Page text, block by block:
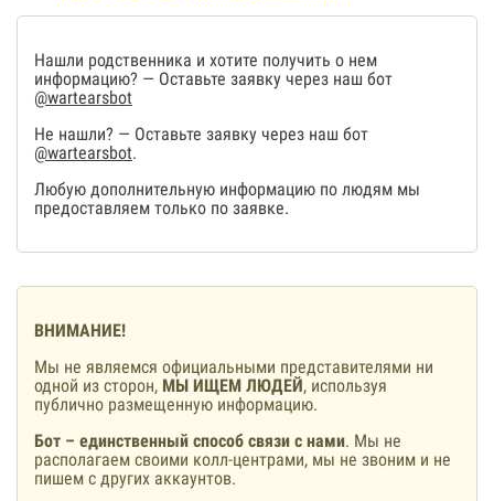
Нашли родственника и хотите получить о нем
информацию? — Оставьте заявку через наш бот
@wartearsbot
Не нашли? — Оставьте заявку через наш бот
@wartearsbot.
Любую дополнительную информацию по людям мы
предоставляем только по заявке.
ВНИМАНИЕ!
Мы не являемся официальными представителями ни
одной из сторон, МЫ ИЩЕМ ЛЮДЕЙ, используя
публично размещенную информацию.
Бот – единственный способ связи с нами. Мы не
располагаем своими колл-центрами, мы не звоним и не
пишем с других аккаунтов.